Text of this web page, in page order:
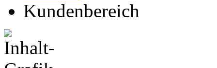
Kundenbereich